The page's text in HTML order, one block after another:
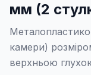
мм (2
камери)
верхньою